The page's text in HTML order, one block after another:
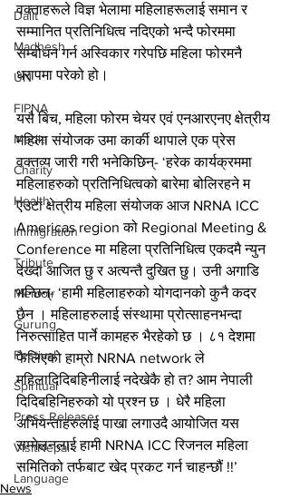
Dalit
Madhesh
UN
FIPNA
Media
Charity
Health
Immigration
Tribute
Memoir
Gurung
Festival
Spiritual
Press Release
VisitNepal
Language
वक्ताहरूले विज्ञ भेलामा महिलाहरूलाई समान र
सम्मानित प्रतिनिधित्व नदिएको भन्दै फोरममा
सम्बोधन गर्न अस्विकार गरेपछि महिला फोरमनै
धरापमा परेको हो।
यसै बिच, महिला फोरम चेयर एवं एनआरएनए क्षेत्रीय
महिला संयोजक उमा कार्की थापाले एक प्रेस
वक्तव्य जारी गरी भनेकिछिन्- ‘हरेक कार्यक्रममा
महिलाहरुको प्रतिनिधित्वको बारेमा बोलिरहने म
एउटा क्षेत्रीय महिला संयोजक आज NRNA ICC
Americas region को Regional Meeting &
Conference मा महिला प्रतिनिधित्व एकदमै न्युन
देख्दा आजित छु र अत्यन्तै दुखित छु। उनी अगाडि
भन्छिन्- ‘हामी महिलाहरुको योगदानको कुनै कदर
छैन । महिलाहरुलाई संस्थामा प्रोत्साहनभन्दा
निरुत्साहित पार्ने कामहरु भैरहेको छ । ८१ देशमा
फैलिएको हाम्रो NRNA network ले
महिलादिदिबहिनीलाई नदेखेकै हो त? आम नेपाली
दिदिबहिनिहरुको यो प्रश्न छ । धेरै महिला
अभियन्ताहरुलाई पाखा लगाउदै आयोजित यस
सम्मेलनलाई हामी NRNA ICC रिजनल महिला
समितिको तर्फबाट खेद प्रकट गर्न चाहन्छौं !!’
News